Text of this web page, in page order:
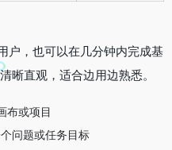
户，也可以在几分钟内完成基
晰直观，适合边用边熟悉。
布或项目
问题或任务目标